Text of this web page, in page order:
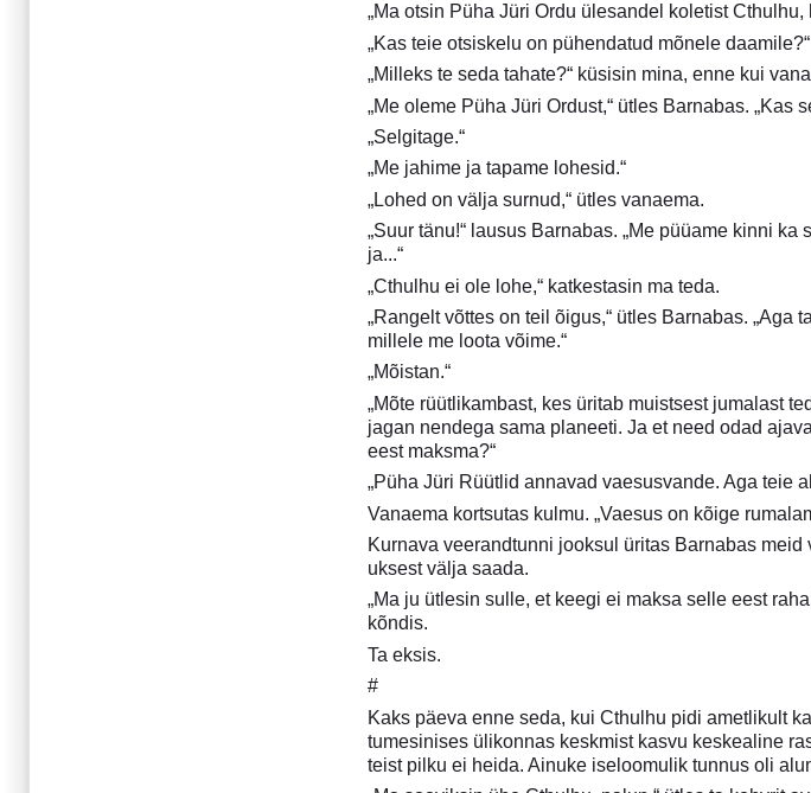
„Ma otsin Püha Jüri Ordu ülesandel koletist
„Kas teie otsiskelu on pühendatud mõnele
„Milleks te seda tahate?“ küsisin mina, enne kui
„Me oleme Püha Jüri Ordust,“ ütles Barnabas. „Kas
„Selgitage.“
„Me jahime ja tapame lohesid.“
„Lohed on välja surnud,“ ütles vanaema.
„Suur tänu!“ lausus Barnabas. „Me püüame kinni
ja...“
„Cthulhu ei ole lohe,“ katkestasin ma teda.
„Rangelt võttes on teil õigus,“ ütles Barnabas.
millele me loota võime.“
„Mõistan.“
„Mõte rüütlikambast, kes üritab muistsest jumalast
jagan nendega sama planeeti. Ja et need odad
eest maksma?“
„Püha Jüri Rüütlid annavad vaesusvande. Aga teie
Vanaema kortsutas kulmu. „Vaesus on kõige
Kurnava veerandtunni jooksul üritas Barnabas
uksest välja saada.
„Ma ju ütlesin sulle, et keegi ei maksa selle eest
kõndis.
Ta eksis.
#
Kaks päeva enne seda, kui Cthulhu pidi ametlikult
tumesinises ülikonnas keskmist kasvu keskealine
teist pilku ei heida. Ainuke iseloomulik tunnus oli